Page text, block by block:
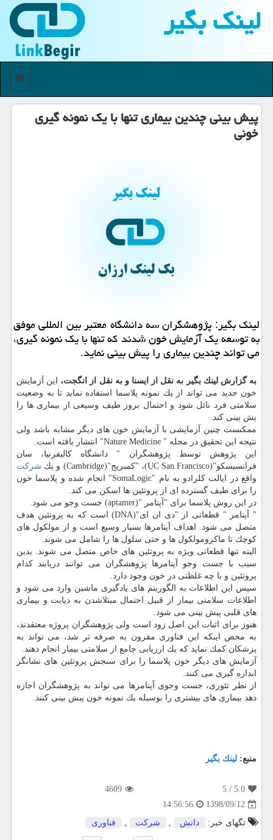
لینك بگیر
منو
پیش بینی چندین بیماری تنها با یك نمونه گیری
خونی
لینك بگیر: پژوهشگران سه دانشگاه معتبر بین المللی موفق
به توسعه یك آزمایش خون شدند كه تنها با یك نمونه گیری،
می تواند چندین بیماری را پیش بینی نماید.
به گزارش لینك بگیر به نقل از ایسنا و به نقل از انگجت، این آزمایش
خون جدید می تواند از یك نمونه پلاسما استفاده نماید تا به وضعیت
سلامتی فرد نائل شود و احتمال بروز طیف وسیعی از بیماری ها را
یش بینی كند.
ممكنست چنین آزمایشی با آزمایش خون های دیگر مشابه باشد ولی
نتیجه این تحقیق در مجله " Nature Medicine" انتشار یافته است.
این پژوهش توسط پژوهشگران " دانشگاه كالیفرنیا، سان
فرانسیسكو"(UC San Francisco)، "كمبریج"(Cambridge) و یك
شركت
واقع در ایالت كلرادو به نام "SomaLogic" انجام شده و پلاسما خون
را برای طیف گسترده ای از پروتئین ها اسكن می كند.
در این روش پلاسما برای "آپتامر "(aptamer) جست وجو می شود.
" آپتامر " قطعاتی از "دی ان ای"(DNA) است كه به پروتئین هدف
متصل می شود. اهداف آپتامرها بسیار وسیع است و از مولكول های
كوچك تا ماكرومولكول ها و حتی سلول ها را شامل می شوند.
البته تنها قطعاتی ویژه به پروتئین های خاص متصل می شوند. بدین
سبب با جست وجو آپتامرها پژوهشگران می توانند دریابند كدام
پروتئین و با چه غلظتی در خون وجود دارد.
سپس این اطلاعات به الگوریتم های یادگیری ماشین وارد می شود و
اطلاعات سلامتی بیمار از قبیل احتمال مبتلاشدن به دیابت و بیماری
های قلبی پیش بینی می شود.
هنوز برای اثبات این اصل زود است ولی پژوهشگران پروژه معتقدند،
به محض اینكه این فناوری مقرون به صرفه تر شد، می تواند به
پزشكان كمك نماید كه یك ارزیابی جامع از سلامتی بیمار انجام دهند.
آزمایش های دیگر خون پلاسما را برای سنجش پروتئین های نشانگر
اندازه گیری می كنند.
از نظر تئوری، جست وجوی آپتامرها می تواند به پژوهشگران اجازه
دهد بیماری های بیشتری را بوسیله یك نمونه خون پیش بینی كنند.
منبع: لینك بگیر
5.0
/ 5
4609
1398/09/12
14:56:56
تگهای خبر:
دانش , شركت , فناوری